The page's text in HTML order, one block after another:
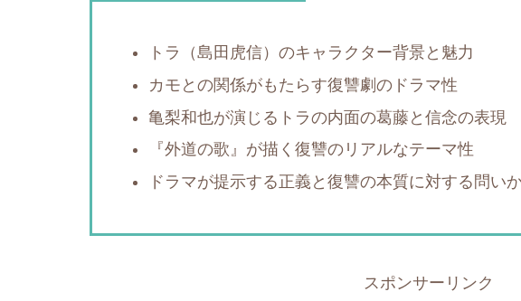
トラ（島田虎信）のキャラクター背景と魅力
カモとの関係がもたらす復讐劇のドラマ性
亀梨和也が演じるトラの内面の葛藤と信念の表現
『外道の歌』が描く復讐のリアルなテーマ性
ドラマが提示する正義と復讐の本質に対する問い
スポンサーリンク